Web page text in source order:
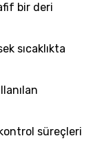
bir deri
sıcaklıkta
süreçleri